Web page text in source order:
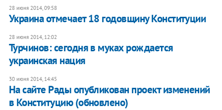
28 июня 2014, 09:58
Украина отмечает 18 годовщину Конституции
28 июня 2014, 12:02
Турчинов: сегодня в муках рождается
украинская нация
30 июня 2014, 14:45
На сайте Рады опубликован проект изменений
в Конституцию (обновлено)